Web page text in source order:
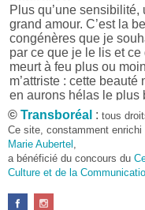
Plus qu’une
grand amour. C’est la
congénères que je
par ce que je le lis et
meurt à feu plus ou
m’attriste : cette
en aurons hélas le plus
j’avais pris goût à me
l’intérêt de l’exercice
être un bon moyen
Pourquoi avoir choisi
qu’un autre ?
D’abord parce que
© Transboréal : tous
Ce site, constamment enrichi
Marie Aubertel
a bénéficié du concours du
Culture et de la